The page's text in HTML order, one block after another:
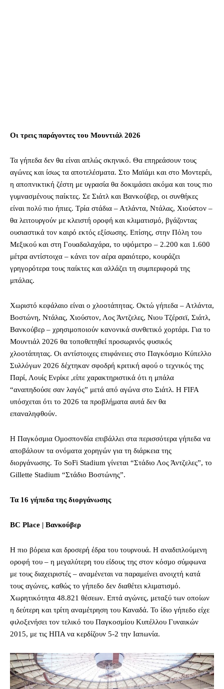
Οι τρεις παράγοντες του Μουντιάλ 2026
Τα γήπεδα δεν θα είναι απλώς σκηνικό. Θα επηρεάσουν τους
αγώνες και ίσως τα αποτελέσματα. Στο Μαϊάμι και στο Μοντερέι,
η αποπνικτική ζέστη με υγρασία θα δοκιμάσει ακόμα και τους πιο
γυμνασμένους παίκτες. Σε Σιάτλ και Βανκούβερ, οι συνθήκες
είναι πολύ πιο ήπιες. Τρία στάδια – Ατλάντα, Ντάλας, Χιούστον –
θα λειτουργούν με κλειστή οροφή και κλιματισμό, βγάζοντας
ουσιαστικά τον καιρό εκτός εξίσωσης. Επίσης, στην Πόλη του
Μεξικού και στη Γουαδαλαχάρα, το υψόμετρο – 2.200 και 1.600
μέτρα αντίστοιχα – κάνει τον αέρα αραιότερο, κουράζει
γρηγορότερα τους παίκτες και αλλάζει τη συμπεριφορά της
μπάλας.
Χωριστό κεφάλαιο είναι ο χλοοτάπητας. Οκτώ γήπεδα – Ατλάντα,
Βοστώνη, Ντάλας, Χιούστον, Λος Άντζελες, Νιου Τζέρσεϊ, Σιάτλ,
Βανκούβερ – χρησιμοποιούν κανονικά συνθετικό χορτάρι. Για το
Μουντιάλ 2026 θα τοποθετηθεί προσωρινός φυσικός
χλοοτάπητας. Οι αντίστοιχες επιφάνειες στο Παγκόσμιο Κύπελλο
Συλλόγων 2026 δέχτηκαν σφοδρή κριτική αφού ο τεχνικός της
Παρί, Λουίς Ενρίκε ,είπε χαρακτηριστικά ότι η μπάλα
“αναπηδούσε σαν λαγός” μετά από αγώνα στο Σιάτλ. Η FIFA
υπόσχεται ότι το 2026 τα προβλήματα αυτά δεν θα
επαναληφθούν.
Η Παγκόσμια Ομοσπονδία επιβάλλει στα περισσότερα γήπεδα να
αποβάλουν τα ονόματα χορηγών για τη διάρκεια της
διοργάνωσης. Το SoFi Stadium γίνεται “Στάδιο Λος Άντζελες”, το
Gillette Stadium “Στάδιο Βοστώνης”.
Τα 16 γήπεδα της διοργάνωσης
BC Place | Βανκούβερ
Η πιο βόρεια και δροσερή έδρα του τουρνουά. Η αναδιπλούμενη
οροφή του – η μεγαλύτερη του είδους της στον κόσμο σύμφωνα
με τους διαχειριστές – αναμένεται να παραμείνει ανοιχτή κατά
τους αγώνες, καθώς το γήπεδο δεν διαθέτει κλιματισμό.
Χωρητικότητα 48.821 θέσεων. Επτά αγώνες, μεταξύ των οποίων
η δεύτερη και τρίτη αναμέτρηση του Καναδά. Το ίδιο γήπεδο είχε
φιλοξενήσει τον τελικό του Παγκοσμίου Κυπέλλου Γυναικών
2015, με τις ΗΠΑ να κερδίζουν 5-2 την Ιαπωνία.